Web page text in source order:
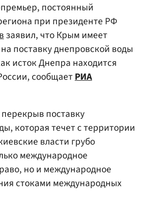
постоянный
при президенте РФ
заявил, что Крым имеет
поставку днепровской воды
исток Днепра находится
сообщаетРИА
поставку
которая течет с территории
власти грубо
международное
но и международное
стоками международных